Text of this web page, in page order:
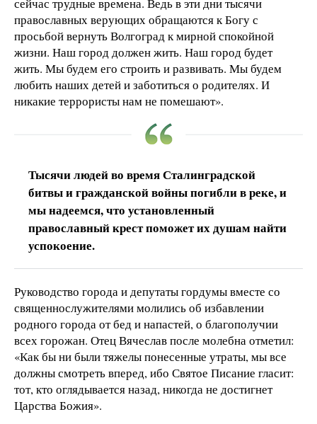
сейчас трудные времена. Ведь в эти дни тысячи
православных верующих обращаются к Богу с
просьбой вернуть Волгоград к мирной спокойной
жизни. Наш город должен жить. Наш город будет
жить. Мы будем его строить и развивать. Мы будем
любить наших детей и заботиться о родителях. И
никакие террористы нам не помешают».
Тысячи людей во время Сталинградской
битвы и гражданской войны погибли в реке, и
мы надеемся, что установленный
православный крест поможет их душам найти
успокоение.
Руководство города и депутаты гордумы вместе со
священнослужителями молились об избавлении
родного города от бед и напастей, о благополучии
всех горожан. Отец Вячеслав после молебна отметил:
«Как бы ни были тяжелы понесенные утраты, мы все
должны смотреть вперед, ибо Святое Писание гласит:
тот, кто оглядывается назад, никогда не достигнет
Царства Божия».